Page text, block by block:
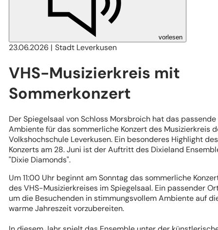
vorlesen
23.06.2026 Stadt Leverkusen
VHS-Musizierkreis mit
Sommerkonzert
Der Spiegelsaal von Schloss Morsbroich hat das passende
Ambiente für das sommerliche Konzert des Musizierkreis
Volkshochschule Leverkusen. Ein besonderes Highlight des
Konzerts am 28. Juni ist der Auftritt des Dixieland
"Dixie Diamonds".
Um 11:00 Uhr beginnt am Sonntag das sommerliche
des VHS-Musizierkreises im Spiegelsaal. Ein passender
um die Besuchenden in stimmungsvollem Ambiente auf
warme Jahreszeit vorzubereiten.